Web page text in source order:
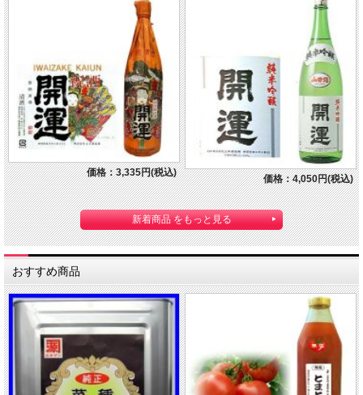
価格：3,335円(税込)
価格：4,050円(税込)
新着商品 をもっと見る
おすすめ商品